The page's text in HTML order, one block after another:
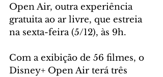
Open Air, outra experiência
gratuita ao ar livre, que estreia
na sexta-feira (5/12), às 9h.
Com a exibição de 56 filmes, o
Disney+ Open Air terá três